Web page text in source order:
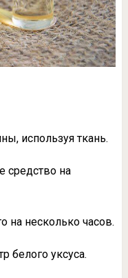
используя ткань.
средство на
на несколько часов.
белого уксуса.